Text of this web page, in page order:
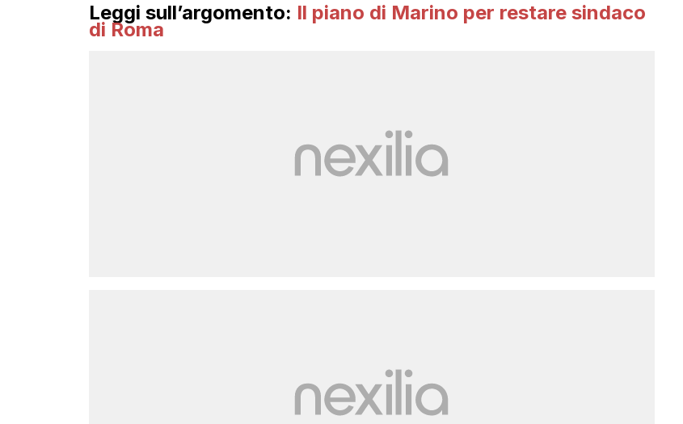
Leggi sull’argomento: Il piano di Marino per restare sindaco
di Roma